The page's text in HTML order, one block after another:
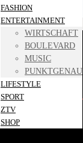
FASHION
ENTERTAINMENT
WIRTSCHAFT
BOULEVARD
MUSIC
PUNKTGENAU
LIFESTYLE
SPORT
ZTV
SHOP